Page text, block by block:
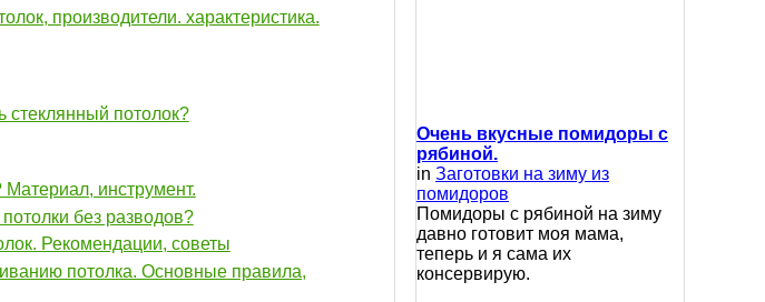
производители. характеристика.
стеклянный потолок?
Материал, инструмент.
без разводов?
Рекомендации, советы
потолка. Основные правила,
Очень вкусные помидоры с
рябиной.
in Заготовки на зиму из
помидоров
Помидоры с рябиной на зиму
давно готовит моя мама,
теперь и я сама их
консервирую.